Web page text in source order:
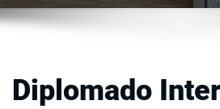
Diplomado